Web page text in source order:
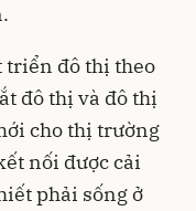
triển đô thị theo
đô thị và đô thị
cho thị trường
nối được cải
phải sống ở